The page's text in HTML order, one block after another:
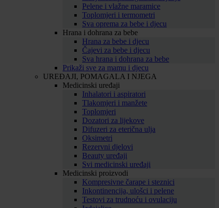
Pelene i vlažne maramice
Toplomjeri i termometri
Sva oprema za bebe i djecu
Hrana i dohrana za bebe
Hrana za bebe i djecu
Čajevi za bebe i djecu
Sva hrana i dohrana za bebe
Prikaži sve za mamu i djecu
UREĐAJI, POMAGALA I NJEGA
Medicinski uređaji
Inhalatori i aspiratori
Tlakomjeri i manžete
Toplomjeri
Dozatori za lijekove
Difuzeri za eterična ulja
Oksimetri
Rezervni djelovi
Beauty uređaji
Svi medicinski uređaji
Medicinski proizvodi
Kompresivne čarape i steznici
Inkontinencija, ulošci i pelene
Testovi za trudnoću i ovulaciju